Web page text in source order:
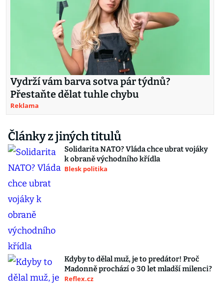
Vydrží vám barva sotva pár týdnů?
Přestaňte dělat tuhle chybu
Reklama
Články z jiných titulů
Solidarita NATO? Vláda chce ubrat vojáky
k obraně východního křídla
Blesk politika
Kdyby to dělal muž, je to predátor! Proč
Madonně prochází o 30 let mladší milenci?
Reflex.cz